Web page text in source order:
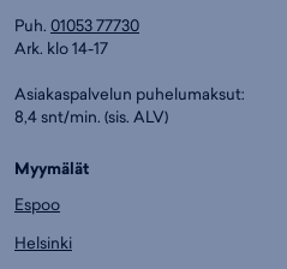
Puh. 01053 77730
Ark. klo 14-17
Asiakaspalvelun puhelumaksut:
8,4 snt/min. (sis. ALV)
Myymälät
Espoo
Helsinki